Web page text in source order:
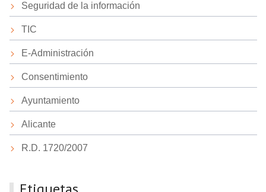
Seguridad de la información
TIC
E-Administración
Consentimiento
Ayuntamiento
Alicante
R.D. 1720/2007